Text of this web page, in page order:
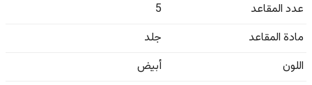
عدد المقاعد
5
مادة المقاعد
جلد
اللون
أبيض